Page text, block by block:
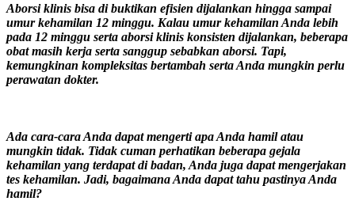
Aborsi klinis bisa di buktikan efisien dijalankan hingga sampai
umur kehamilan 12 minggu. Kalau umur kehamilan Anda lebih
pada 12 minggu serta aborsi klinis konsisten dijalankan, beberapa
obat masih kerja serta sanggup sebabkan aborsi. Tapi,
kemungkinan kompleksitas bertambah serta Anda mungkin perlu
perawatan dokter.
Ada cara-cara Anda dapat mengerti apa Anda hamil atau
mungkin tidak. Tidak cuman perhatikan beberapa gejala
kehamilan yang terdapat di badan, Anda juga dapat mengerjakan
tes kehamilan. Jadi, bagaimana Anda dapat tahu pastinya Anda
hamil?